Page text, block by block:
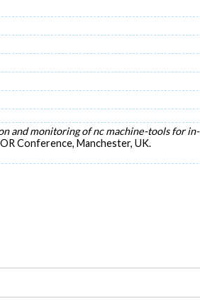
and monitoring of nc machine-tools for in-
Conference, Manchester, UK.